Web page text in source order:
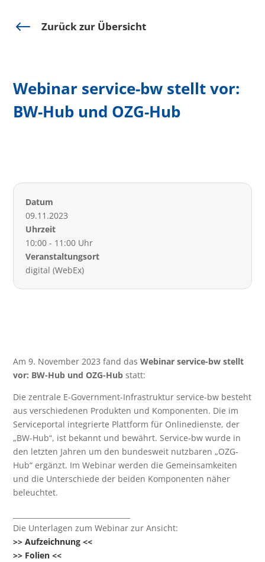
# Zurück zur Übersicht
Webinar service-bw stellt vor:
BW-Hub und OZG-Hub
Datum
09.11.2023
Uhrzeit
10:00 - 11:00 Uhr
Veranstaltungsort
digital (WebEx)
Am 9. November 2023 fand dasWebinar service-bw stellt
vor: BW-Hub und OZG-Hub statt:
Die zentrale E-Government-Infrastruktur service-bw besteht
aus verschiedenen Produkten und Komponenten. Die im
Serviceportal integrierte Plattform für Onlinedienste, der
„BW-Hub“, ist bekannt und bewährt. Service-bw wurde in
den letzten Jahren um den bundesweit nutzbaren „OZG-
Hub“ ergänzt. Im Webinar werden die Gemeinsamkeiten
und die Unterschiede der beiden Komponenten näher
beleuchtet.
Die Unterlagen zum Webinar zur Ansicht:
>> Aufzeichnung <<
>> Folien <<